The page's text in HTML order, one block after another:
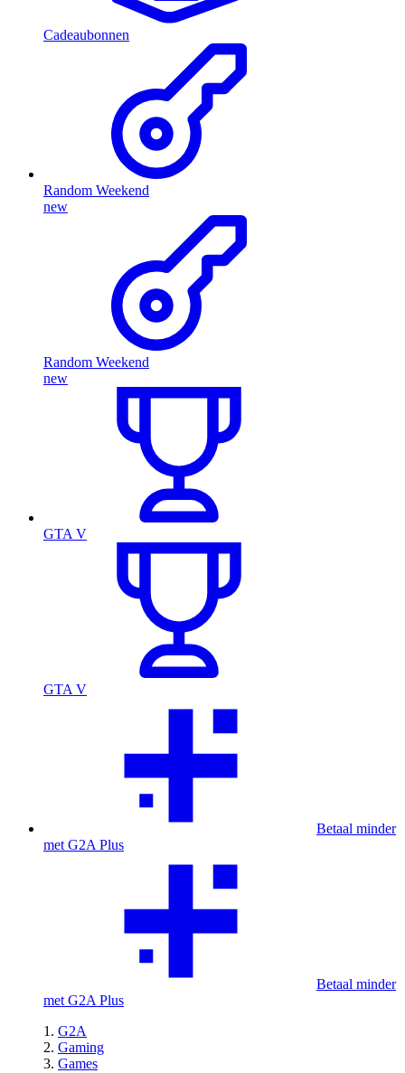
Cadeaubonnen
Random Weekend
new
Random Weekend
new
GTA V
GTA V
Betaal minder
met G2A Plus
Betaal minder
met G2A Plus
G2A
Gaming
Games